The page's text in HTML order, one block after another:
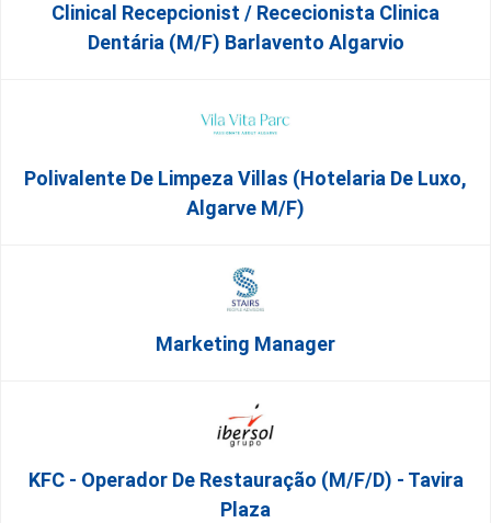
Clinical Recepcionist / Rececionista Clinica
Dentária (M/F) Barlavento Algarvio
Polivalente De Limpeza Villas (Hotelaria De Luxo,
Algarve M/F)
Marketing Manager
KFC - Operador De Restauração (m/f/d) - Tavira
Plaza